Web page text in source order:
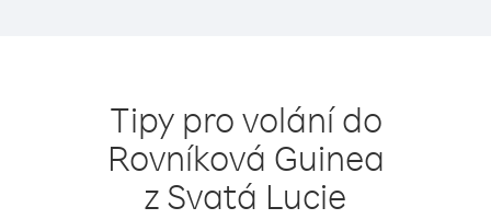
Tipy pro volání do
Rovníková Guinea
z Svatá Lucie